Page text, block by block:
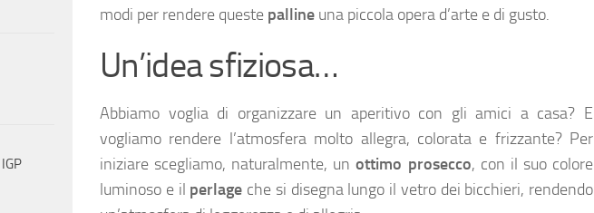
modi per rendere queste palline una piccola opera d’arte e di gusto.
Un’idea sfiziosa…
Abbiamo voglia di organizzare un aperitivo con gli amici a casa? E
vogliamo rendere l’atmosfera molto allegra, colorata e frizzante? Per
iniziare scegliamo, naturalmente, unottimo prosecco, con il suo colore
luminoso e il perlage che si disegna lungo il vetro dei bicchieri, rendendo